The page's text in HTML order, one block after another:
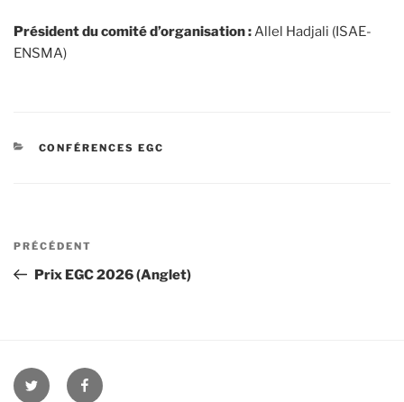
Président du comité d’organisation :Allel Hadjali (ISAE-
ENSMA)
CATÉGORIES
CONFÉRENCES EGC
Navigation
l’article
Article
précédent
PRÉCÉDENT
Prix EGC 2026 (Anglet)
twitter facebook